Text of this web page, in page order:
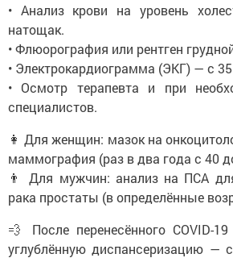
• Анализ крови на уровень
натощак.
• Флюорография или рентген
• Электрокардиограмма (ЭКГ) — с
• Осмотр терапевта и при
специалистов.
👩 Для женщин: мазок на
маммография (раз в два года с 40
👨 Для мужчин: анализ на ПСА
рака простаты (в определённые
💨 После перенесённого COVID-
углублённую диспансеризацию —